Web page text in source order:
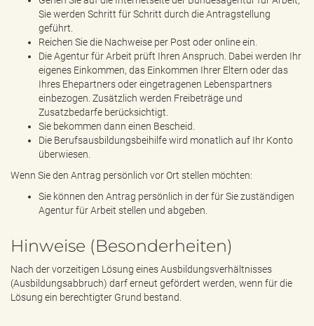
Sie werden Schritt für Schritt durch die Antragstellung
geführt.
Reichen Sie die Nachweise per Post oder online ein.
Die Agentur für Arbeit prüft Ihren Anspruch. Dabei werden Ihr
eigenes Einkommen, das Einkommen Ihrer Eltern oder das
Ihres Ehepartners oder eingetragenen Lebenspartners
einbezogen. Zusätzlich werden Freibeträge und
Zusatzbedarfe berücksichtigt.
Sie bekommen dann einen Bescheid.
Die Berufsausbildungsbeihilfe wird monatlich auf Ihr Konto
überwiesen.
Wenn Sie den Antrag persönlich vor Ort stellen möchten:
Sie können den Antrag persönlich in der für Sie zuständigen
Agentur für Arbeit stellen und abgeben.
Hinweise (Besonderheiten)
Nach der vorzeitigen Lösung eines Ausbildungsverhältnisses
(Ausbildungsabbruch) darf erneut gefördert werden, wenn für die
Lösung ein berechtigter Grund bestand.